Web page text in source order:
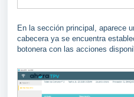
En la sección principal, aparece
cabecera ya se encuentra
botonera con las acciones